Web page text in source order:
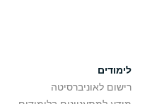
לימודים
רישום לאוניברסיטה